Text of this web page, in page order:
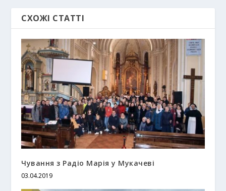
СХОЖІ СТАТТІ
Чування з Радіо Марія у Мукачеві
03.04.2019